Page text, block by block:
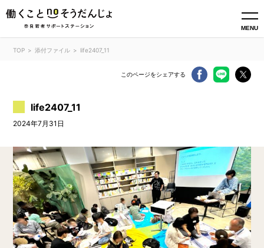
MENU
TOP 添付ファイル life2407_11
このページをシェアする
life2407_11
2024年7月31日